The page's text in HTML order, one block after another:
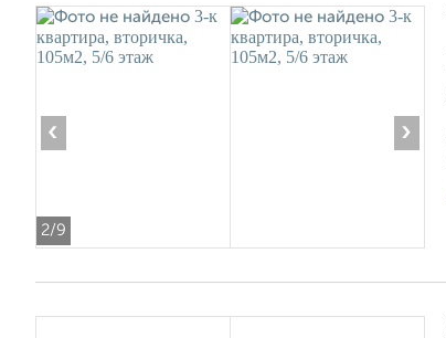
2/9
‹ ›